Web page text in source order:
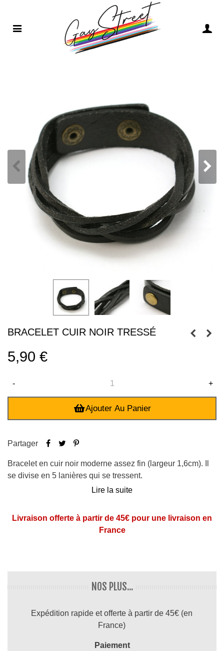
BRACELET CUIR NOIR TRESSÉ
5,90 €
- +
Ajouter Au Panier
Partager
Bracelet en cuir noir moderne assez fin (largeur 1,6cm). Il
se divise en 5 lanières qui se tressent.
Fermeture par pression (2 crans de réglage possibles)
Largeur : 1,6 cm
Lire la suite
Livraison offerte à partir de 45€ pour une livraison en
France
NOS PLUS...
Expédition rapide et offerte à partir de 45€ (en
France)
Paiement